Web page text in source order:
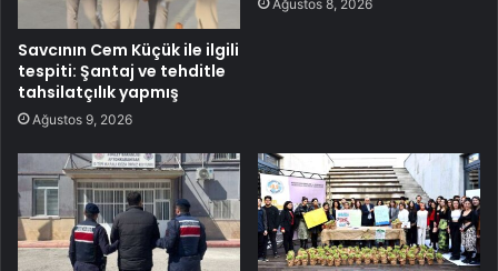
Savcının Cem Küçük ile ilgili
tespiti: Şantaj ve tehditle
tahsilatçılık yapmış
Ağustos 9, 2026
Ağustos 8, 2026